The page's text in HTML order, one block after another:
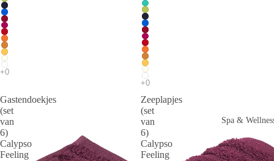
Spa &
Gastendoekjes
(set
van
6)
Calypso
Feeling
Zeeplapjes
(set
van
6)
Calypso
Feeling